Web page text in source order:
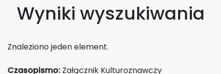
Wyniki wyszukiwania
Znaleziono jeden element.
Czasopismo: Załącznik Kulturoznawczy